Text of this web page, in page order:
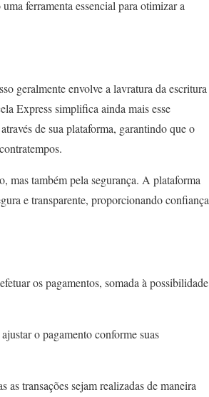
ferramenta essencial para otimizar a
geralmente envolve a lavratura da escritura
Express simplifica ainda mais esse
de sua plataforma, garantindo que o
mas também pela segurança. A plataforma
e transparente, proporcionando confiança
os pagamentos, somada à possibilidade
o pagamento conforme suas
transações sejam realizadas de maneira